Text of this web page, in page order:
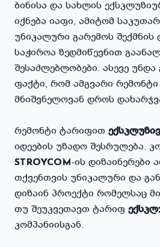
ბინისა და სახლის
იქნება იაფი, ამიტომ
უნიკალური გარემოს შექმნის
საჭიროა ზედმიწევნით
შესაძლებლობები. ასევე
ფაქტი, რომ ამგვარი რემონტი
მნიშვნელოვან დროს
რემონტი ტარიფით
იდეების უზადო შესრულება.
STROYCOM -ის დიზაინერები
თქვენთვის უნიკალური და
დიზაინ პროექტი რომელსაც
თუ შეუკვეთავთ ტარიფ
კომპანიისგან.